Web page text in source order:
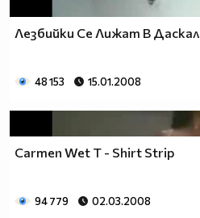
Лезбийки Се Лижат В
48 153 15.01.2008
Carmen Wet T - Shirt Strip
94 779 02.03.2008